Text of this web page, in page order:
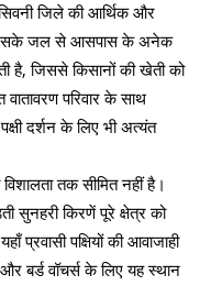
जिले की आर्थिक और
इसके जल से आसपास के अनेक
है, जिससे किसानों की खेती को
परिवार के साथ
दर्शन के लिए भी अत्यंत
तक सीमित नहीं है।
सुनहरी किरणें पूरे क्षेत्र को
प्रवासी पक्षियों की आवाजाही
बर्ड वॉचर्स के लिए यह स्थान